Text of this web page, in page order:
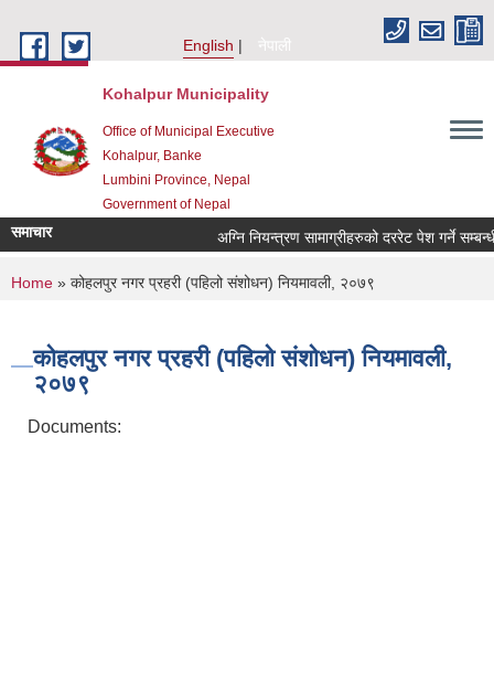
English
नेपाली
Kohalpur Municipality
Office of Municipal Executive
Kohalpur, Banke
Lumbini Province, Nepal
Government of Nepal
समाचार
You are here
Home » कोहलपुर नगर प्रहरी (पहिलो संशोधन) नियमावली, २०७९
कोहलपुर नगर प्रहरी (पहिलो संशोधन) नियमावली,
२०७९
Documents: